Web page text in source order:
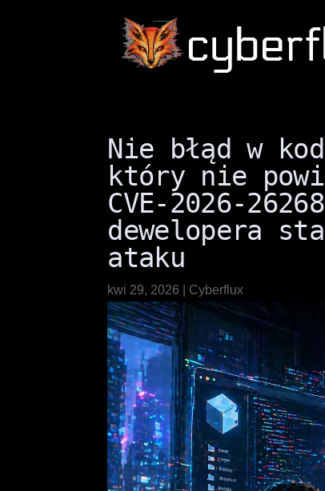
Nie błąd w
który nie
CVE-2026-
dewelopera
ataku
kwi 29, 2026 Cyberflux